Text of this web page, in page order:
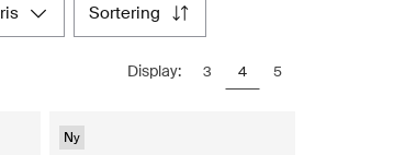
pris sortering
Display: 3 4 5
Ny